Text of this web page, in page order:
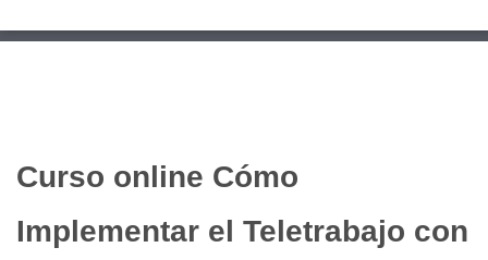
Curso online Cómo
Implementar el Teletrabajo con